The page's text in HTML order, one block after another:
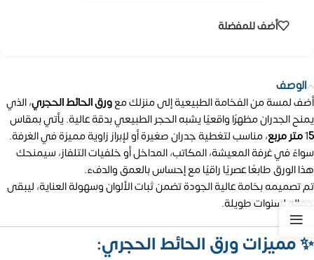
أضف للمفضلة
الوصف
أضف لمسة من الفخامة الطبيعية إلى منزلك معورق الحائط الحجري، الذي
يمنح الجدران مظهرًا واقعيًا يشبه الحجر الطبيعي بدقة عالية. يأتي بمقاس
15 متر مربع
، مناسب لتغطية جدران صغيرة أو لإبراز زاوية مميزة في الغرفة.
سواءً في غرفة المعيشة، المكاتب، المداخل أو خلفيات التلفاز، سيمنحك
هذا الورق طابعًا عصريًا راقيًا مع إحساس بالعمق والدفء.
تم تصميمه بخامة عالية الجودة تضمن ثبات الألوان وسهولة العناية، ليبقى
جماله لسنوات طويلة.
✨مميزات ورق الحائط الحجري: